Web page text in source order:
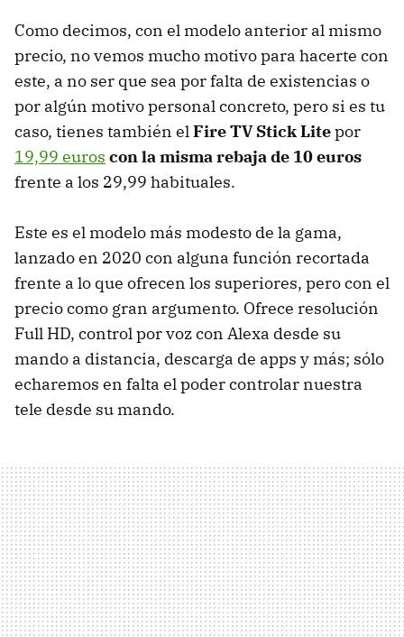
Como decimos, con el modelo anterior al mismo
precio, no vemos mucho motivo para hacerte con
este, a no ser que sea por falta de existencias o
por algún motivo personal concreto, pero si es tu
caso, tienes también elFire TV Stick Litepor
19,99 euros con la misma rebaja de 10 euros
frente a los 29,99 habituales.
Este es el modelo más modesto de la gama,
lanzado en 2020 con alguna función recortada
frente a lo que ofrecen los superiores, pero con el
precio como gran argumento. Ofrece resolución
Full HD, control por voz con Alexa desde su
mando a distancia, descarga de apps y más; sólo
echaremos en falta el poder controlar nuestra
tele desde su mando.